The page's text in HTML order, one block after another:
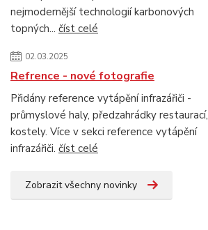
nejmodernější technologií karbonových
topných... číst celé
02.03.2025
Refrence - nové fotografie
Přidány reference vytápění infrazářiči -
průmyslové haly, předzahrádky restaurací,
kostely. Více v sekci reference vytápění
infrazářiči. číst celé
Zobrazit všechny novinky